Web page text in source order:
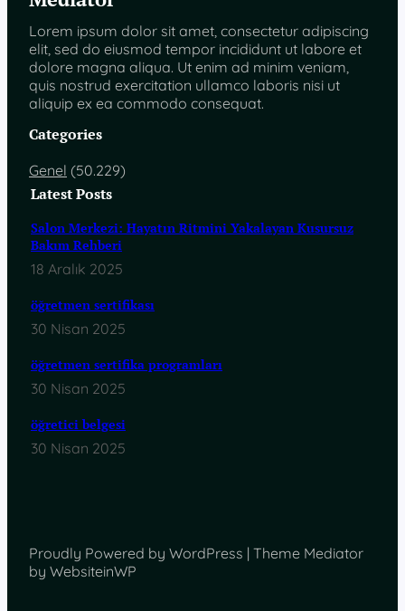
Lorem ipsum dolor sit amet, consectetur adipiscing
elit, sed do eiusmod tempor incididunt ut labore et
dolore magna aliqua. Ut enim ad minim veniam,
quis nostrud exercitation ullamco laboris nisi ut
aliquip ex ea commodo consequat.
Categories
Genel (50.229)
Latest Posts
Salon Merkezi: Hayatın Ritmini Yakalayan Kusursuz
Bakım Rehberi
18 Aralık 2025
öğretmen sertifikası
30 Nisan 2025
öğretmen sertifika programları
30 Nisan 2025
öğretici belgesi
30 Nisan 2025
Proudly Powered by WordPress | Theme Mediator
by WebsiteinWP